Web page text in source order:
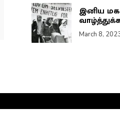
இனிய
March 8,